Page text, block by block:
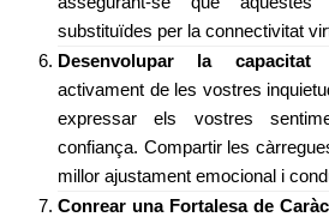
substituïdes per la connectivitat
Desenvolupar la capacitat
activament de les vostres
expressar els vostres
confiança. Compartir les
millor ajustament emocional i
Conrear una Fortalesa de